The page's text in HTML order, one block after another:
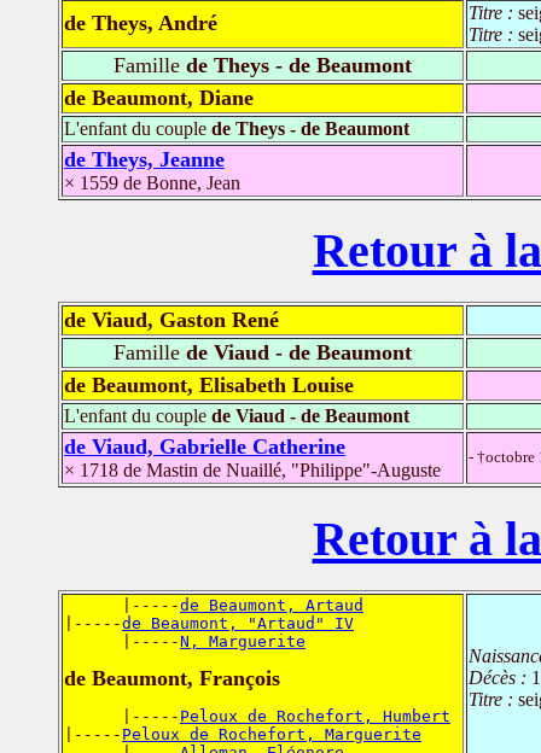
de Theys, André Titre :
Titre :
Famille de Theys - de Beaumont
de Beaumont, Diane
L'enfant du couple de Theys - de Beaumont
de Theys, Jeanne
× 1559 de Bonne, Jean
Retour à
de Viaud, Gaston René
Famille de Viaud - de Beaumont
de Beaumont, Elisabeth Louise
L'enfant du couple de Viaud - de Beaumont
de Viaud, Gabrielle Catherine
× 1718 de Mastin de Nuaillé, "Philippe"-Auguste
-
Retour à
      |-----
de Beaumont, Artaud
|-----de Beaumont, "Artaud" IV
      |-----
N, Marguerite
de Beaumont, François
      |-----
Peloux de Rochefort, Humbert
|----- Peloux de Rochefort, Marguerite
Décès :
Titre :